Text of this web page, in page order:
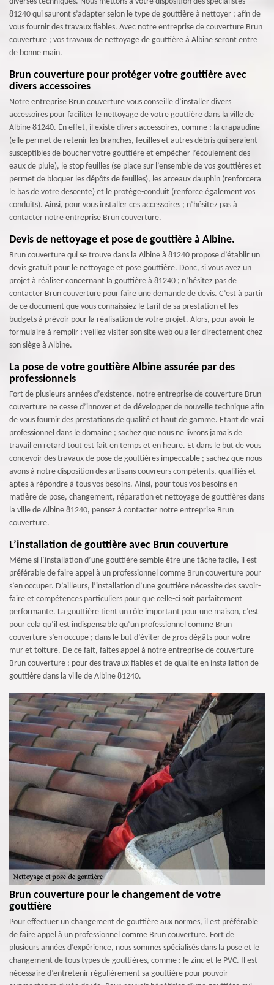
81240 qui sauront s’adapter selon le type de gouttière à nettoyer ; afin de
vous fournir des travaux fiables. Avec notre entreprise de couverture Brun
couverture ; vos travaux de nettoyage de gouttière à Albine seront entre
de bonne main.
Brun couverture pour protéger votre gouttière avec
divers accessoires
Notre entreprise Brun couverture vous conseille d’installer divers
accessoires pour faciliter le nettoyage de votre gouttière dans la ville de
Albine 81240. En effet, il existe divers accessoires, comme : la crapaudine
(elle permet de retenir les branches, feuilles et autres débris qui seraient
susceptibles de boucher votre gouttière et empêcher l’écoulement des
eaux de pluie), le stop feuilles (se place sur l’ensemble de vos gouttières et
permet de bloquer les dépôts de feuilles), les arceaux dauphin (renforcera
le bas de votre descente) et le protège-conduit (renforce également vos
conduits). Ainsi, pour vous installer ces accessoires ; n’hésitez pas à
contacter notre entreprise Brun couverture.
Devis de nettoyage et pose de gouttière à Albine.
Brun couverture qui se trouve dans la Albine à 81240 propose d’établir un
devis gratuit pour le nettoyage et pose gouttière. Donc, si vous avez un
projet à réaliser concernant la gouttière à 81240 ; n’hésitez pas de
contacter Brun couverture pour faire une demande de devis. C’est à partir
de ce document que vous connaissiez le tarif de sa prestation et les
budgets à prévoir pour la réalisation de votre projet. Alors, pour avoir le
formulaire à remplir ; veillez visiter son site web ou aller directement chez
son siège à Albine.
La pose de votre gouttière Albine assurée par des
professionnels
Fort de plusieurs années d’existence, notre entreprise de couverture Brun
couverture ne cesse d’innover et de développer de nouvelle technique afin
de vous fournir des prestations de qualité et haut de gamme. Etant de vrai
professionnel dans le domaine ; sachez que nous ne livrons jamais de
travail en retard tout est fait en temps et en heure. Et dans le but de vous
concevoir des travaux de pose de gouttières impeccable ; sachez que nous
avons à notre disposition des artisans couvreurs compétents, qualifiés et
aptes à répondre à tous vos besoins. Ainsi, pour tous vos besoins en
matière de pose, changement, réparation et nettoyage de gouttières dans
la ville de Albine 81240, pensez à contacter notre entreprise Brun
couverture.
L’installation de gouttière avec Brun couverture
Même si l’installation d’une gouttière semble être une tâche facile, il est
préférable de faire appel à un professionnel comme Brun couverture pour
s’en occuper. D’ailleurs, l’installation d’une gouttière nécessite des savoir-
faire et compétences particuliers pour que celle-ci soit parfaitement
performante. La gouttière tient un rôle important pour une maison, c’est
pour cela qu’il est indispensable qu’un professionnel comme Brun
couverture s’en occupe ; dans le but d’éviter de gros dégâts pour votre
mur et toiture. De ce fait, faites appel à notre entreprise de couverture
Brun couverture ; pour des travaux fiables et de qualité en installation de
gouttière dans la ville de Albine 81240.
Brun couverture pour le changement de votre
gouttière
Pour effectuer un changement de gouttière aux normes, il est préférable
de faire appel à un professionnel comme Brun couverture. Fort de
plusieurs années d’expérience, nous sommes spécialisés dans la pose et le
changement de tous types de gouttières, comme : le zinc et le PVC. Il est
nécessaire d’entretenir régulièrement sa gouttière pour pouvoir